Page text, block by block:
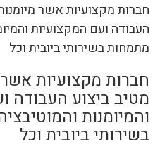
חברות מקצועיות אשר
העבודה ועם המקצועיות
מתמחות בשירותי ביובית וכל
חברות מקצועיות
מטיב ביצוע העבודה
והמיומנות
בשירותי ביובית וכל